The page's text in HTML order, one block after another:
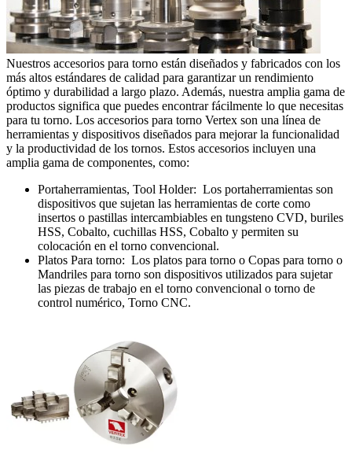
Nuestros accesorios para torno están diseñados y fabricados con los
más altos estándares de calidad para garantizar un rendimiento
óptimo y durabilidad a largo plazo. Además, nuestra amplia gama de
productos significa que puedes encontrar fácilmente lo que necesitas
para tu torno. Los accesorios para torno Vertex son una lí­nea de
herramientas y dispositivos diseñados para mejorar la funcionalidad
y la productividad de los tornos. Estos accesorios incluyen una
amplia gama de componentes, como:
Portaherramientas, Tool Holder: Los portaherramientas son
dispositivos que sujetan las herramientas de corte como
insertos o pastillas intercambiables en tungsteno CVD, buriles
HSS, Cobalto, cuchillas HSS, Cobalto y permiten su
colocación en el torno convencional.
Platos Para torno: Los platos para torno o Copas para torno o
Mandriles para torno son dispositivos utilizados para sujetar
las piezas de trabajo en el torno convencional o torno de
control numérico, Torno CNC.